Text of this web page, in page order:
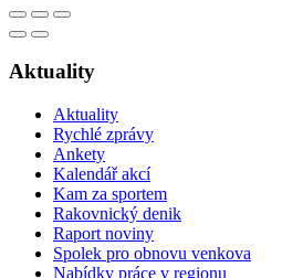
Aktuality
Aktuality
Rychlé zprávy
Ankety
Kalendář akcí
Kam za sportem
Rakovnický denik
Raport noviny
Spolek pro obnovu venkova
Nabídky práce v regionu